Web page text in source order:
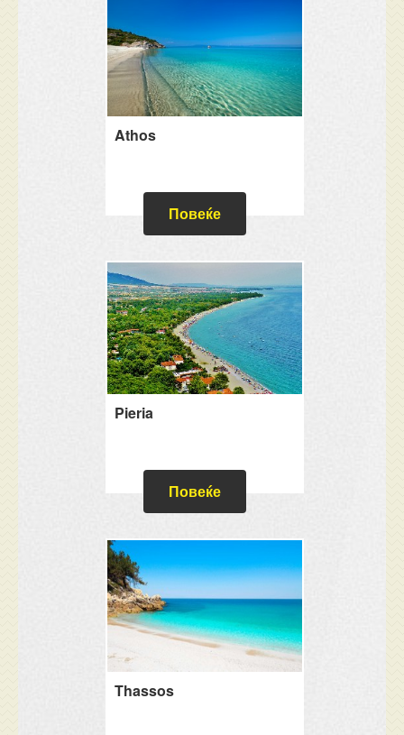
Athos
Повеќе
Pieria
Повеќе
Thassos